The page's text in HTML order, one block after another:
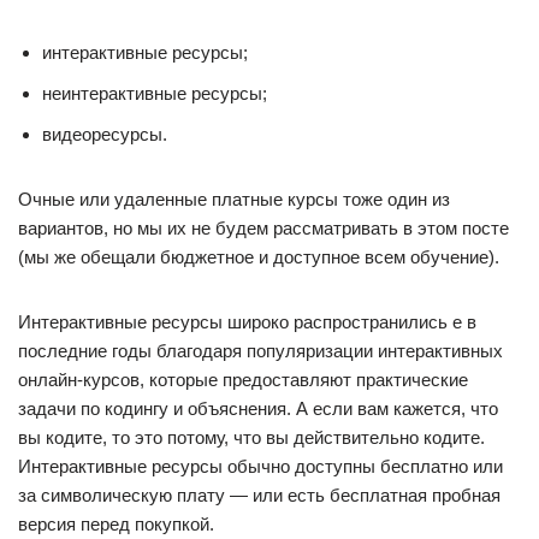
интерактивные ресурсы;
неинтерактивные ресурсы;
видеоресурсы.
Очные или удаленные платные курсы тоже один из
вариантов, но мы их не будем рассматривать в этом посте
(мы же обещали бюджетное и доступное всем обучение).
Интерактивные ресурсы широко распространились е в
последние годы благодаря популяризации интерактивных
онлайн-курсов, которые предоставляют практические
задачи по кодингу и объяснения. А если вам кажется, что
вы кодите, то это потому, что вы действительно кодите.
Интерактивные ресурсы обычно доступны бесплатно или
за символическую плату — или есть бесплатная пробная
версия перед покупкой.